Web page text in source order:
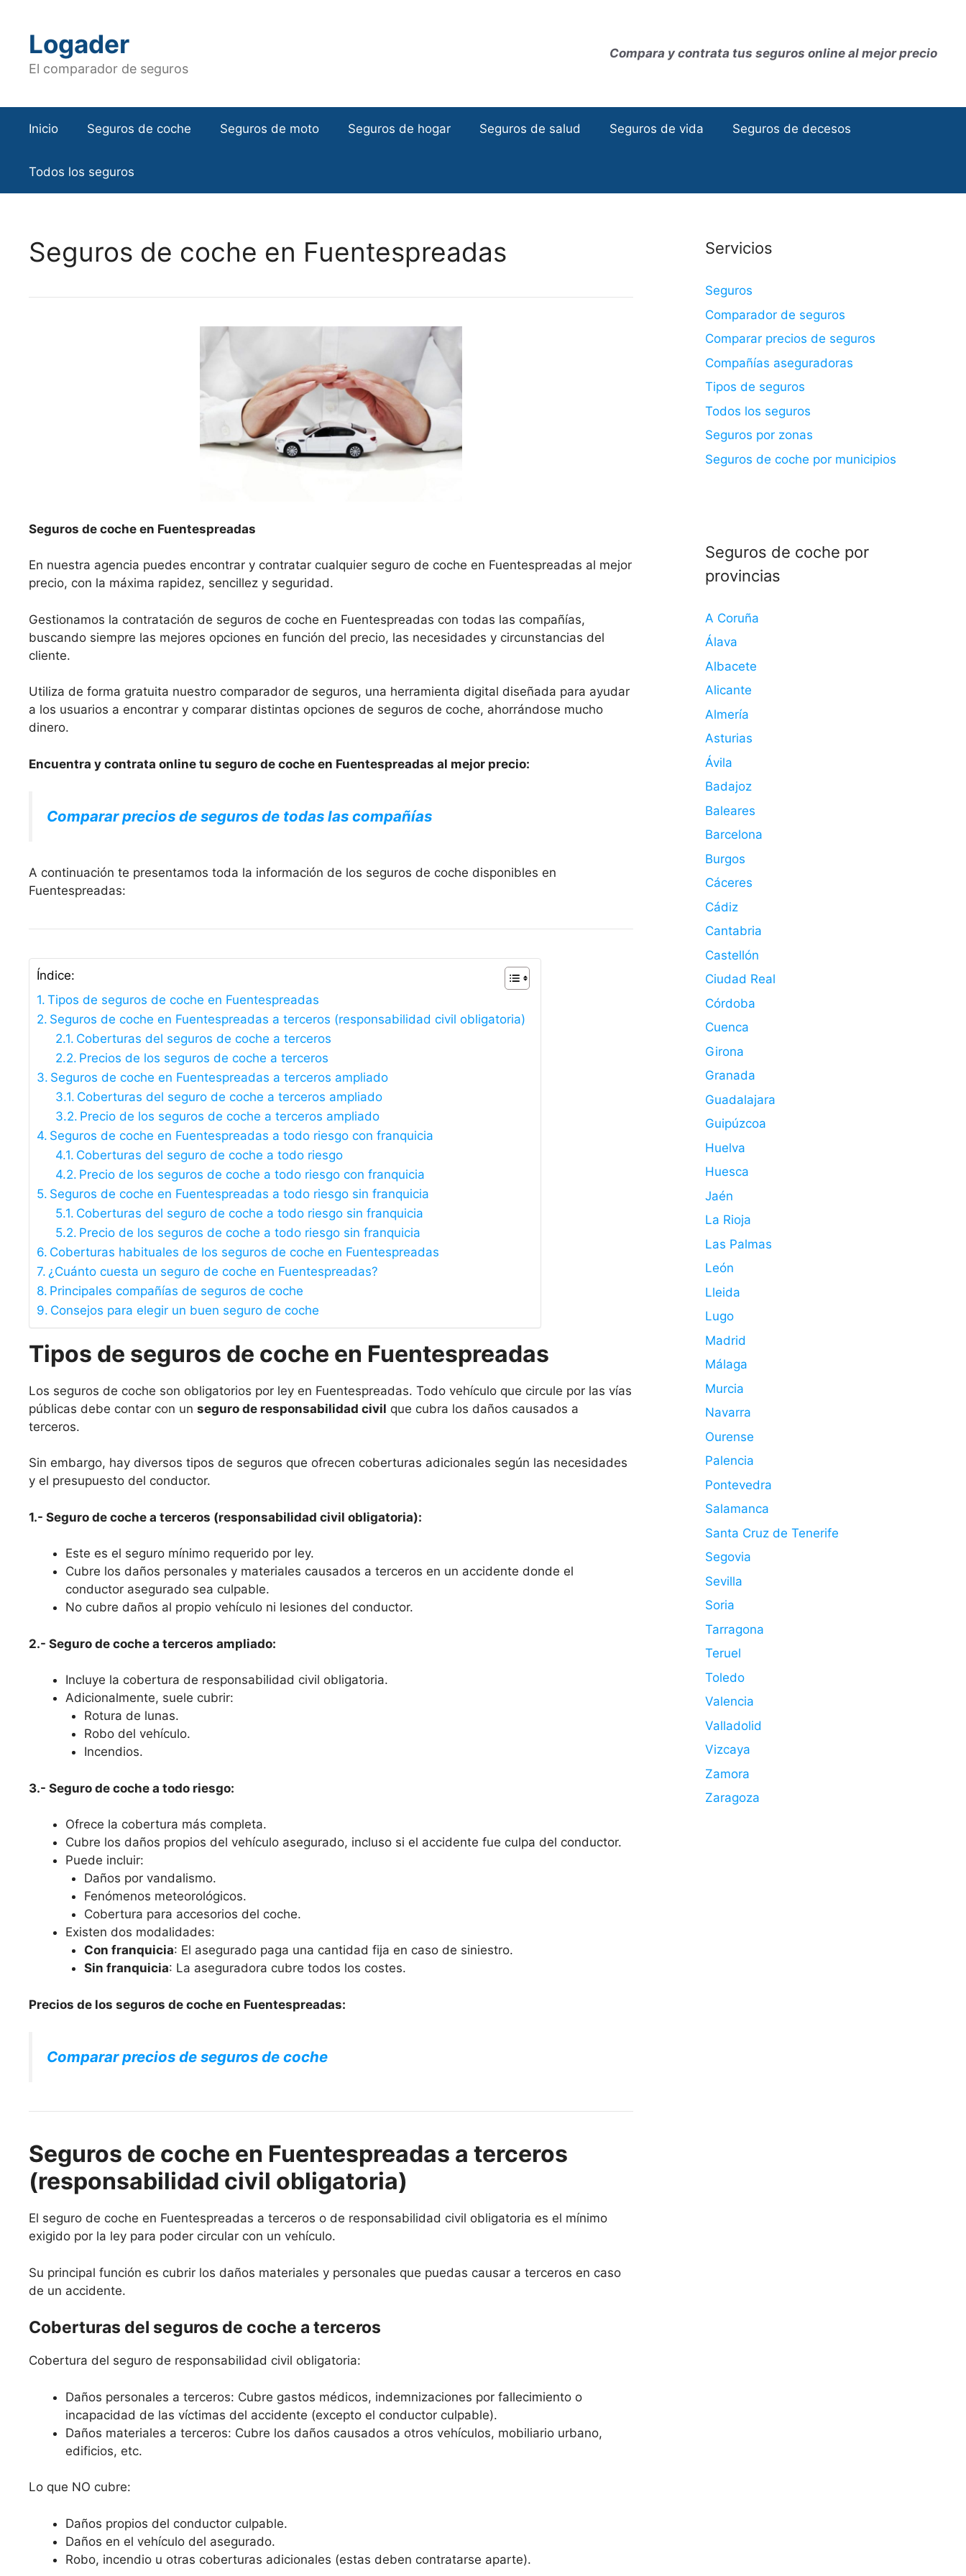
contenidoLogader
El comparador de seguros
Compara y contrata tus seguros online al mejor precio
Inicio Seguros de coche Seguros de moto Seguros de hogar Seguros de salud Seguros de vida Seguros de decesos
Todos los seguros
Seguros de coche en Fuentespreadas
Seguros de coche en Fuentespreadas
En nuestra agencia puedes encontrar y contratar cualquier seguro de coche en Fuentespreadas al mejor
precio, con la máxima rapidez, sencillez y seguridad.
Gestionamos la contratación de seguros de coche en Fuentespreadas con todas las compañías,
buscando siempre las mejores opciones en función del precio, las necesidades y circunstancias del
cliente.
Utiliza de forma gratuita nuestro comparador de seguros, una herramienta digital diseñada para ayudar
a los usuarios a encontrar y comparar distintas opciones de seguros de coche, ahorrándose mucho
dinero.
Encuentra y contrata online tu seguro de coche en Fuentespreadas al mejor precio:
Comparar precios de seguros de todas las compañías
A continuación te presentamos toda la información de los seguros de coche disponibles en
Fuentespreadas:
Índice:
Tipos de seguros de coche en Fuentespreadas
Seguros de coche en Fuentespreadas a terceros (responsabilidad civil obligatoria)
Coberturas del seguros de coche a terceros
Precios de los seguros de coche a terceros
Seguros de coche en Fuentespreadas a terceros ampliado
Coberturas del seguro de coche a terceros ampliado
Precio de los seguros de coche a terceros ampliado
Seguros de coche en Fuentespreadas a todo riesgo con franquicia
Coberturas del seguro de coche a todo riesgo
Precio de los seguros de coche a todo riesgo con franquicia
Seguros de coche en Fuentespreadas a todo riesgo sin franquicia
Coberturas del seguro de coche a todo riesgo sin franquicia
Precio de los seguros de coche a todo riesgo sin franquicia
Coberturas habituales de los seguros de coche en Fuentespreadas
¿Cuánto cuesta un seguro de coche en Fuentespreadas?
Principales compañías de seguros de coche
Consejos para elegir un buen seguro de coche
Tipos de seguros de coche en Fuentespreadas
Los seguros de coche son obligatorios por ley en Fuentespreadas. Todo vehículo que circule por las vías
públicas debe contar con un seguro de responsabilidad civil que cubra los daños causados a
terceros.
Sin embargo, hay diversos tipos de seguros que ofrecen coberturas adicionales según las necesidades
y el presupuesto del conductor.
1.- Seguro de coche a terceros (responsabilidad civil obligatoria):
Este es el seguro mínimo requerido por ley.
Cubre los daños personales y materiales causados a terceros en un accidente donde el
conductor asegurado sea culpable.
No cubre daños al propio vehículo ni lesiones del conductor.
2.- Seguro de coche a terceros ampliado:
Incluye la cobertura de responsabilidad civil obligatoria.
Adicionalmente, suele cubrir:
Rotura de lunas.
Robo del vehículo.
Incendios.
3.- Seguro de coche a todo riesgo:
Ofrece la cobertura más completa.
Cubre los daños propios del vehículo asegurado, incluso si el accidente fue culpa del conductor.
Puede incluir:
Daños por vandalismo.
Fenómenos meteorológicos.
Cobertura para accesorios del coche.
Existen dos modalidades:
Con franquicia: El asegurado paga una cantidad fija en caso de siniestro.
Sin franquicia: La aseguradora cubre todos los costes.
Precios de los seguros de coche en Fuentespreadas:
Comparar precios de seguros de coche
Seguros de coche en Fuentespreadas a terceros
(responsabilidad civil obligatoria)
El seguro de coche en Fuentespreadas a terceros o de responsabilidad civil obligatoria es el mínimo
exigido por la ley para poder circular con un vehículo.
Su principal función es cubrir los daños materiales y personales que puedas causar a terceros en caso
de un accidente.
Coberturas del seguros de coche a terceros
Cobertura del seguro de responsabilidad civil obligatoria:
Daños personales a terceros: Cubre gastos médicos, indemnizaciones por fallecimiento o
incapacidad de las víctimas del accidente (excepto el conductor culpable).
Daños materiales a terceros: Cubre los daños causados a otros vehículos, mobiliario urbano,
edificios, etc.
Lo que NO cubre:
Daños propios del conductor culpable.
Daños en el vehículo del asegurado.
Robo, incendio u otras coberturas adicionales (estas deben contratarse aparte).
Servicios
Seguros
Comparador de seguros
Comparar precios de seguros
Compañías aseguradoras
Tipos de seguros
Todos los seguros
Seguros por zonas
Seguros de coche por municipios
Seguros de coche por
provincias
A Coruña
Álava
Albacete
Alicante
Almería
Asturias
Ávila
Badajoz
Baleares
Barcelona
Burgos
Cáceres
Cádiz
Cantabria
Castellón
Ciudad Real
Córdoba
Cuenca
Girona
Granada
Guadalajara
Guipúzcoa
Huelva
Huesca
Jaén
La Rioja
Las Palmas
León
Lleida
Lugo
Madrid
Málaga
Murcia
Navarra
Ourense
Palencia
Pontevedra
Salamanca
Santa Cruz de Tenerife
Segovia
Sevilla
Soria
Tarragona
Teruel
Toledo
Valencia
Valladolid
Vizcaya
Zamora
Zaragoza